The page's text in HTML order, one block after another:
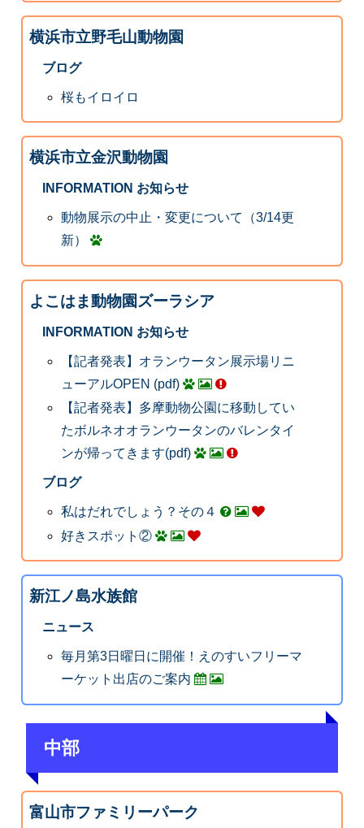
横浜市立野毛山動物園
ブログ
桜もイロイロ
横浜市立金沢動物園
INFORMATION お知らせ
動物展示の中止・変更について（3/14更
新）
よこはま動物園ズーラシア
INFORMATION お知らせ
【記者発表】オランウータン展示場リニ
ューアルOPEN (pdf)
【記者発表】多摩動物公園に移動してい
たボルネオオランウータンのバレンタイ
ンが帰ってきます(pdf)
ブログ
私はだれでしょう？その４
好きスポット②
新江ノ島水族館
ニュース
毎月第3日曜日に開催！えのすいフリーマ
ーケット出店のご案内
中部
富山市ファミリーパーク